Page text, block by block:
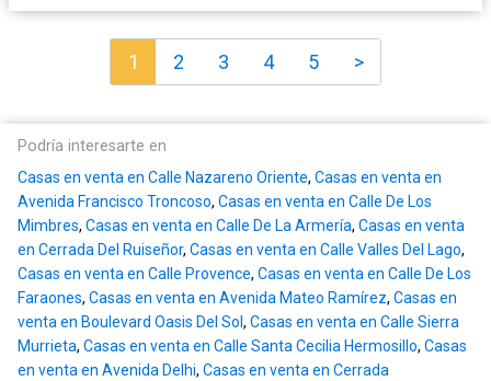
1 2 3 4 5 >
Podría interesarte en
Casas en venta en Calle Nazareno Oriente, Casas en venta en
Avenida Francisco Troncoso, Casas en venta en Calle De Los
Mimbres, Casas en venta en Calle De La Armería, Casas en venta
en Cerrada Del Ruiseñor, Casas en venta en Calle Valles Del Lago,
Casas en venta en Calle Provence, Casas en venta en Calle De Los
Faraones, Casas en venta en Avenida Mateo Ramírez, Casas en
venta en Boulevard Oasis Del Sol , Casas en venta en Calle Sierra
Murrieta, Casas en venta en Calle Santa Cecilia Hermosillo, Casas
en venta en Avenida Delhi, Casas en venta en Cerrada